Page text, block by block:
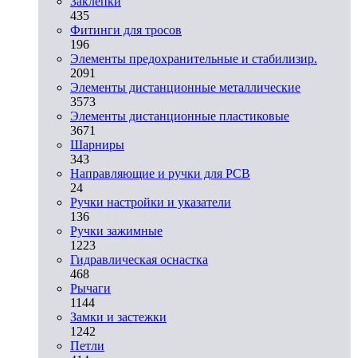
435
Фитинги для тросов
196
Элементы предохранительные и стабилизир.
2091
Элементы дистанционные металлические
3573
Элементы дистанционные пластиковые
3671
Шарниры
343
Направляющие и ручки для PCB
24
Ручки настройки и указатели
136
Ручки зажимные
1223
Гидравлическая оснастка
468
Рычаги
1144
Замки и застежки
1242
Петли